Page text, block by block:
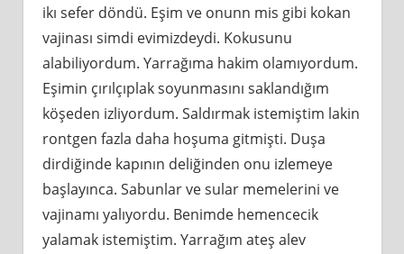
ikı sefer döndü. Eşim ve onunn mis gibi kokan
vajinası simdi evimizdeydi. Kokusunu
alabiliyordum. Yarrağıma hakim olamıyordum.
Eşimin çırılçıplak soyunmasını saklandığım
köşeden izliyordum. Saldırmak istemiştim lakin
rontgen fazla daha hoşuma gitmişti. Duşa
dirdiğinde kapının deliğinden onu izlemeye
başlayınca. Sabunlar ve sular memelerini ve
vajinamı yalıyordu. Benimde hemencecik
yalamak istemiştim. Yarrağım ateş alev